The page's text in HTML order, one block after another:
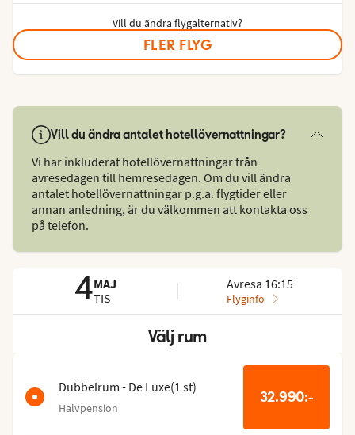
Vill du ändra flygalternativ?
FLER FLYG
Vill du ändra antalet hotellövernattningar?
Vi har inkluderat hotellövernattningar från
avresedagen till hemresedagen. Om du vill ändra
antalet hotellövernattningar p.g.a. flygtider eller
annan anledning, är du välkommen att kontakta oss
på telefon.
4MAJ
TIS
Avresa 16:15
Flyginfo
Välj rum
Dubbelrum - De Luxe(1 st)
Halvpension
32.990:-